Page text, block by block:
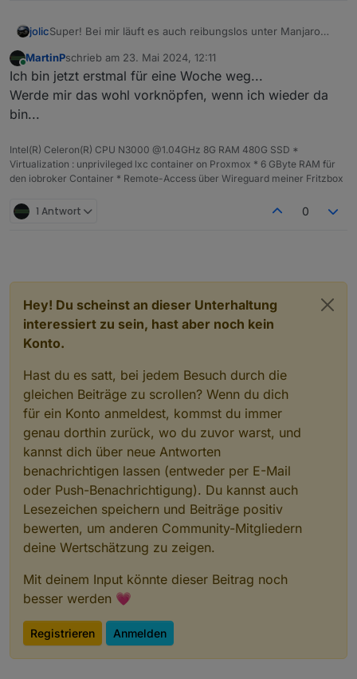
jolicSuper! Bei mir läuft es auch reibungslos unter Manjaro
Online
MartinPschrieb am 23. Mai 2024, 12:11
zuletzt editiert von
Ich bin jetzt erstmal für eine Woche weg...
Werde mir das wohl vorknöpfen, wenn ich wieder da
bin...
Intel(R) Celeron(R) CPU N3000 @1.04GHz 8G RAM 480G SSD *
Virtualization : unprivileged lxc container on Proxmox * 6 GByte RAM für
den iobroker Container * Remote-Access über Wireguard meiner Fritzbox
1 Antwort 0
Hey! Du scheinst an dieser Unterhaltung
interessiert zu sein, hast aber noch kein
Konto.
Hast du es satt, bei jedem Besuch durch die
gleichen Beiträge zu scrollen? Wenn du dich
für ein Konto anmeldest, kommst du immer
genau dorthin zurück, wo du zuvor warst, und
kannst dich über neue Antworten
benachrichtigen lassen (entweder per E-Mail
oder Push-Benachrichtigung). Du kannst auch
Lesezeichen speichern und Beiträge positiv
bewerten, um anderen Community-Mitgliedern
deine Wertschätzung zu zeigen.
Mit deinem Input könnte dieser Beitrag noch
besser werden 💗
Registrieren Anmelden